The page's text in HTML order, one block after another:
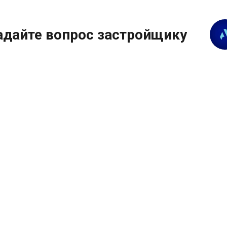
вопрос застройщику